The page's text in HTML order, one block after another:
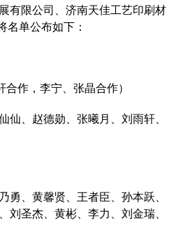
有限公司、济南天佳工艺印刷材
单公布如下：
作，李宁、张晶合作）
、赵德勋、张曦月、刘雨轩、
、黄馨贤、王者臣、孙本跃、
圣杰、黄彬、李力、刘金瑞、